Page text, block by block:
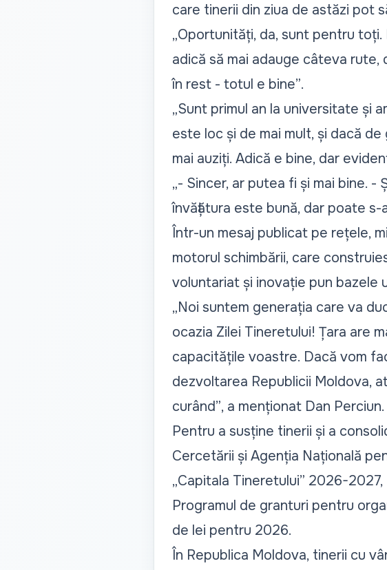
care tinerii din ziua de astăzi pot
„Oportunități, da, sunt pentru
adică să mai adauge câteva rute,
în rest - totul e bine”.
„Sunt primul an la universitate și
este loc și de mai mult, și dacă
mai auziți. Adică e bine, dar
„- Sincer, ar putea fi și mai bine.
învățătura este bună, dar poate
Într-un mesaj publicat pe rețele,
motorul schimbării, care
voluntariat și inovație pun bazele
„Noi suntem generația care va
ocazia Zilei Tineretului! Țara are
capacitățile voastre. Dacă vom
dezvoltarea Republicii Moldova,
curând”, a menționat Dan Perciun.
Pentru a susține tinerii și a
Cercetării și Agenția Națională
„Capitala Tineretului” 2026-
Programul de granturi pentru
de lei pentru 2026.
În Republica Moldova, tinerii cu